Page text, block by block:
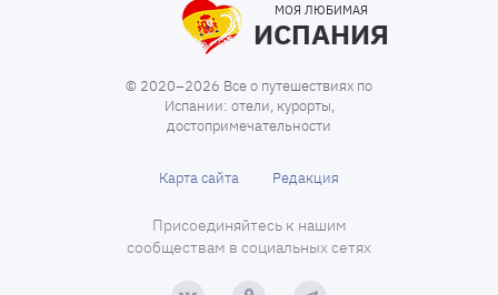
МОЯ ЛЮБИМАЯ
ИСПАНИЯ
© 2020–2026 Все о путешествиях по
Испании: отели, курорты,
достопримечательности
Карта сайта Редакция
Присоединяйтесь к нашим
сообществам в социальных сетях